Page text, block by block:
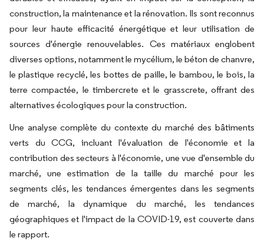
construction, la maintenance et la rénovation. Ils sont reconnus
pour leur haute efficacité énergétique et leur utilisation de
sources d'énergie renouvelables. Ces matériaux englobent
diverses options, notamment le mycélium, le béton de chanvre,
le plastique recyclé, les bottes de paille, le bambou, le bois, la
terre compactée, le timbercrete et le grasscrete, offrant des
alternatives écologiques pour la construction.
Une analyse complète du contexte du marché des bâtiments
verts du CCG, incluant l'évaluation de l'économie et la
contribution des secteurs à l'économie, une vue d'ensemble du
marché, une estimation de la taille du marché pour les
segments clés, les tendances émergentes dans les segments
de marché, la dynamique du marché, les tendances
géographiques et l'impact de la COVID-19, est couverte dans
le rapport.